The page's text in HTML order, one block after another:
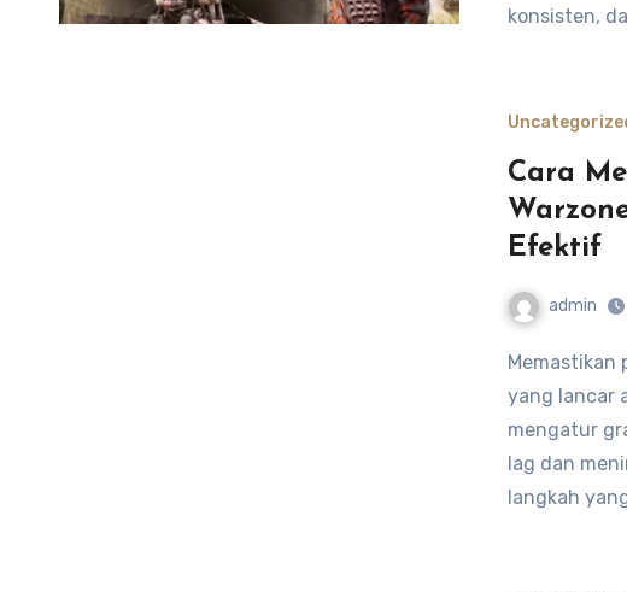
konsisten,
Cara
Efektif
admin
Memastikan pengalaman bermain Call of Duty: Warzone
yang lancar
mengatur
lag dan
langkah